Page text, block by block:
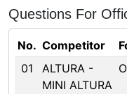
Questions For
No. Competitor
01
ALTURA -
MINI ALTURA